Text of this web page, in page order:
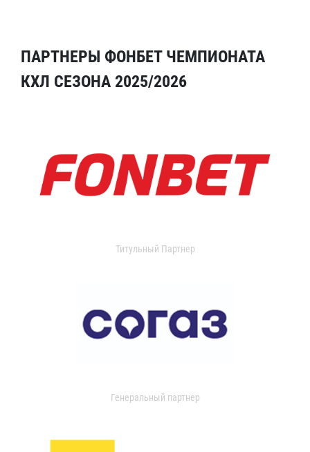
ПАРТНЕРЫ ФОНБЕТ ЧЕМПИОНАТА
КХЛ СЕЗОНА 2025/2026
Титульный Партнер
Генеральный партнер